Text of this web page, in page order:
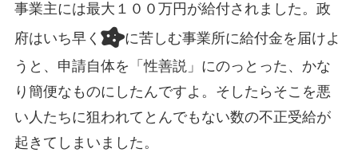
事業主には最大１００万円が給付されました。政
府はいち早く
に苦しむ事業所に給付金を届けよ
うと、申請自体を「性善説」にのっとった、かな
り簡便なものにしたんですよ。そしたらそこを悪
い人たちに狙われてとんでもない数の不正受給が
起きてしまいました。